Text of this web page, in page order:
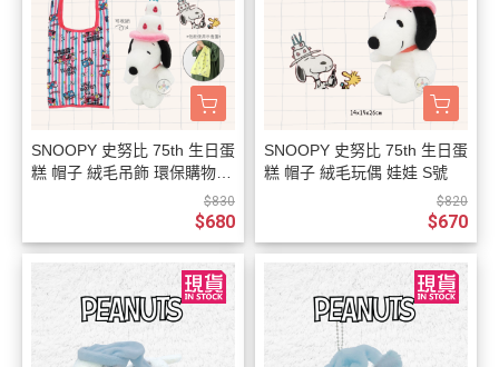
SNOOPY 史努比 75th 生日蛋
糕 帽子 絨毛吊飾 環保購物袋
$830
$680
SNOOPY 史努比 75th 生日蛋
糕 帽子 絨毛玩偶 娃娃 S號
$820
$670